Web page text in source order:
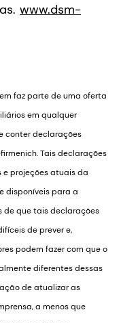
www.dsm-
faz parte de uma oferta
em qualquer
conter declarações
Tais declarações
projeções atuais da
disponíveis para a
de que tais declarações
de prever e,
podem fazer com que o
diferentes dessas
de atualizar as
a menos que